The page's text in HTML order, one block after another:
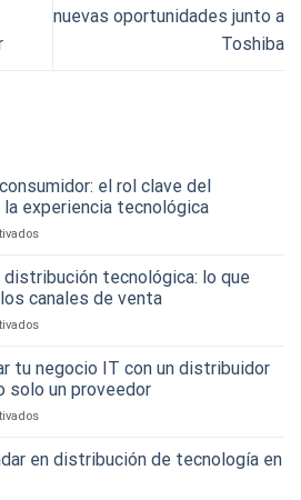
nuevas oportunidades junto a
Toshiba
el rol clave del
experiencia tecnológica
en
la
marca
al
consumidor:
rol
clave
distribuidor
la
distribución tecnológica: lo que
canales de venta
en
en
distribución
tecnológica:
lo
necesitan
tu negocio IT con un distribuidor
solo un proveedor
en
potenciar
en distribución de tecnología en